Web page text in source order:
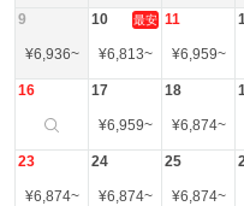
9
¥6,936~
10 最安
¥6,813~
11
¥6,959~
16 17
¥6,959~
18
¥6,874~
23
¥6,874~
24
¥6,874~
25
¥6,874~